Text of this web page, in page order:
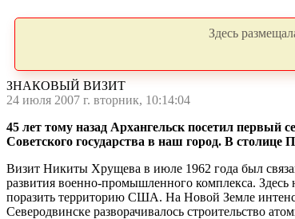
Здесь
ЗНАКОВЫЙ ВИЗИТ
24 июля 2007 г. вторник, 10:14:04
45 лет тому назад Архангельск посетил
Советского государства в наш город. В
Визит Никиты Хрущева в июле 1962 года был
развития военно-промышленного комплекса.
поразить территорию США. На Новой Земле
Северодвинске разворачивалось строительство